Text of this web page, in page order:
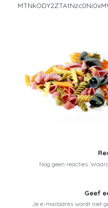
Nog geen reacties.
Geef
Je e-mailadres wordt niet